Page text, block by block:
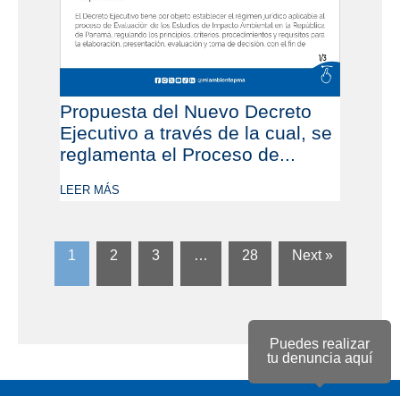
Puedes realizar
tu denuncia aquí
Propuesta del Nuevo Decreto
Ejecutivo a través de la cual, se
reglamenta el Proceso de...
LEER MÁS
1 2 3 … 28 Next »